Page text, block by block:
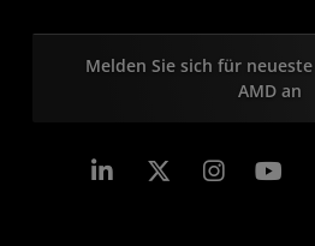
Melden Sie sich für
AMD an
LinkedIn